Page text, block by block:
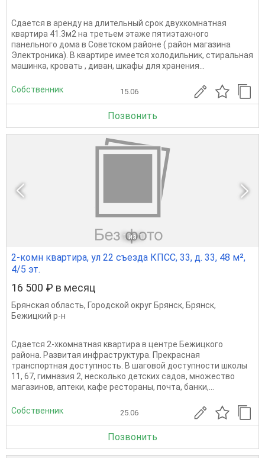
Сдается в аренду на длительный срок двухкомнатная
квартира 41.3м2 на третьем этаже пятиэтажного
панельного дома в Советском районе ( район магазина
Электроника). В квартире имеется холодильник, стиральная
машинка, кровать , диван, шкафы для хранения...
Собственник 15.06
Позвонить
1 из 1
2-комн квартира, ул 22 съезда КПСС, 33, д. 33, 48 м²,
4/5 эт.
16 500 ₽ в месяц
Брянская область, Городской округ Брянск, Брянск,
Бежицкий р-н
Сдается 2-хкомнатная квартира в центре Бежицкого
района. Развитая инфраструктура. Прекрасная
транспортная доступность. В шаговой доступности школы
11, 67, гимназия 2, несколько детских садов, множество
магазинов, аптеки, кафе рестораны, почта, банки,...
Собственник 25.06
Позвонить